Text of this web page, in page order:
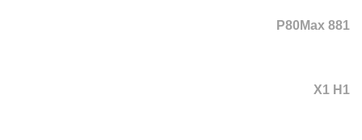
P80Max 881
X1 H1